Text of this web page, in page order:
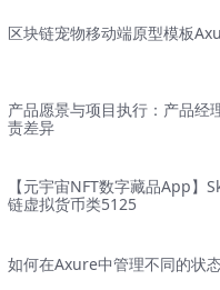
区块链宠物移动端原型模板
产品愿景与项目执行：产品经
责差异
【元宇宙NFT数字藏品App】
链虚拟货币类5125
如何在Axure中管理不同的状